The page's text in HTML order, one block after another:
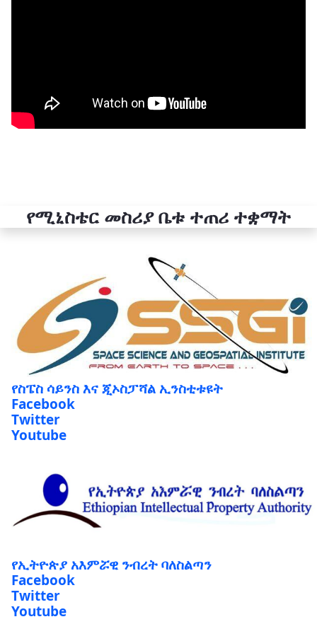
የሚኒስቴር መስሪያ ቤቱ ተጠሪ ተቋማት
የስፔስ ሳይንስ እና ጂኦስፓሻል ኢንስቲቱዩት
Facebook
Twitter
Youtube
የኢትዮጵያ አእምሯዊ ንብረት ባለስልጣን
Facebook
Twitter
Youtube